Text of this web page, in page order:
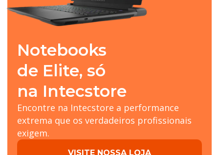
Notebooks
de Elite, só
na Intecstore
Encontre na Intecstore a performance
extrema que os verdadeiros profissionais
exigem.
VISITE NOSSA LOJA